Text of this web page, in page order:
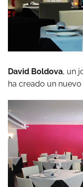
David Boldova, un
ha creado un